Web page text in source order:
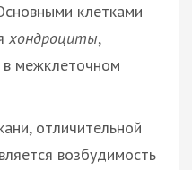
клетками
хондроциты,
в межклеточном
отличительной
возбудимость